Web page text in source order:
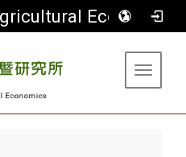
Department of Agricultural Economics
Toggle